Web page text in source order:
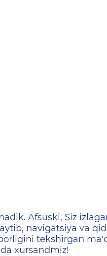
Afsuski, Siz
navigatsiya va
tekshirgan
xursandmiz!